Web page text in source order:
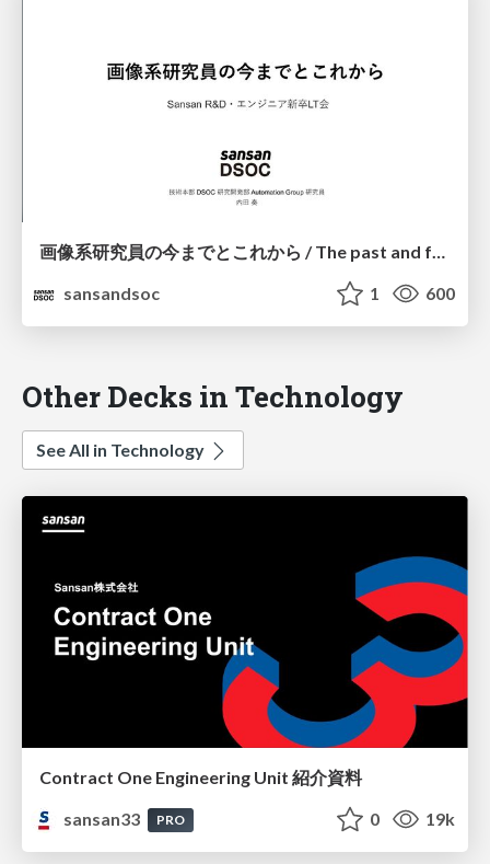
画像系研究員の今までとこれから / The past and future of a researcher
sansandsoc
1 600
Other Decks in Technology
See All in Technology
Contract One Engineering Unit 紹介資料
sansan33
PRO 0 19k